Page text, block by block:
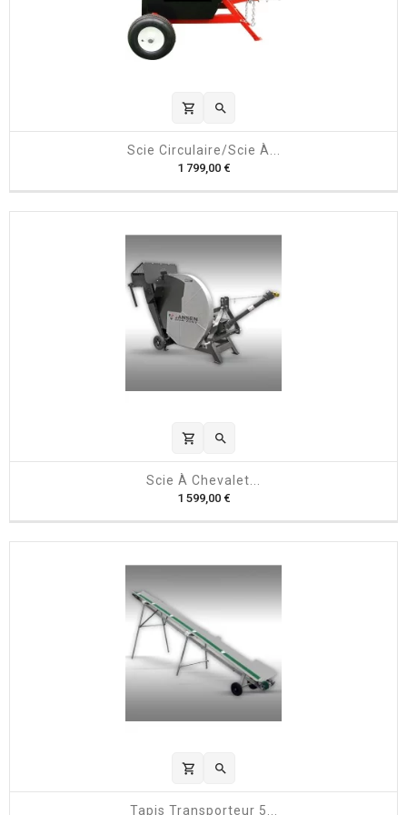
shopping_cart 
Scie Circulaire/scie À...
1 799,00 €P
x
shopping_cart 
Scie À Chevalet...
1 599,00 €P
x
shopping_cart 
Tapis Transporteur 5...